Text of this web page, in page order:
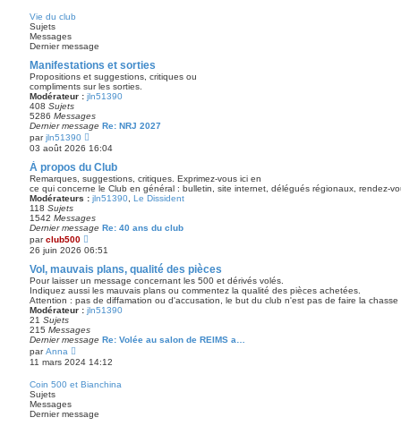
e
n
i
e
r
e
s
a
e
Vie du club
Sujets
Messages
Dernier message
Manifestations et sorties
Propositions et suggestions, critiques ou
compliments sur les sorties.
Modérateur : jln51390
408 Sujets
5286 Messages
Dernier message Re: NRJ 2027
parjln51390
o
i
r
l
e
d
e
n
i
r
e
s
s
a
g
03 août 2026 16:04
À propos du Club
Remarques, suggestions, critiques. Exprimez-vous ici en
ce qui concerne le Club en général : bulletin, site internet, délégués régionaux, rendez-
Modérateurs : jln51390 Le Dissident
118 Sujets
1542 Messages
Dernier message Re: 40 ans du club
parclub500
o
i
r
l
e
d
e
r
i
e
m
s
g
26 juin 2026 06:51
Vol, mauvais plans, qualité des pièces
Pour laisser un message concernant les 500 et dérivés volés.
Indiquez aussi les mauvais plans ou commentez la qualité des pièces achetées.
Attention : pas de diffamation ou d'accusation, le but du club n'est pas de faire la
Modérateur : jln51390
21 Sujets
215 Messages
Dernier message Re: Volée au salon de REIMS a…
parAnna
o
i
l
e
11 mars 2024 14:12
Coin 500 et Bianchina
Sujets
Messages
Dernier message